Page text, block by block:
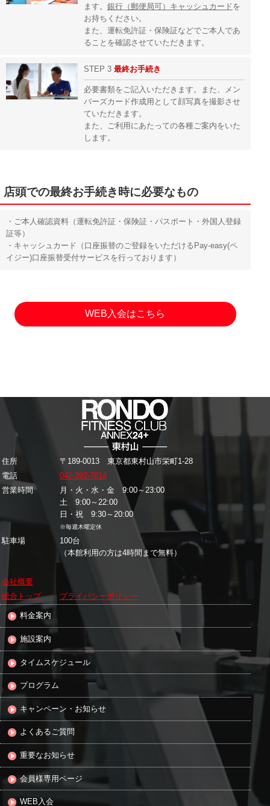
ます。 銀行（郵便局可）キャッシュカード を
お持ちください。
また、運転免許証・保険証などでご本人であ
ることを確認させていただきます。
STEP 3最終お手続き
必要書類をご記入いただきます。また、メン
バーズカード作成用として顔写真を撮影させ
ていただきます。
また、ご利用にあたっての各種ご案内をいた
します。
店頭での最終お手続き時に必要なもの
・ご本人確認資料（運転免許証・保険証・パスポート・外国人登録
証等）
・キャッシュカード（口座振替のご登録をいただけるPay-easy(ペ
イジー)口座振替受付サービスを行っております）
WEB入会はこちら
住所
〒189-0013 東京都東村山市栄町1-28
電話
042-392-7814
営業時間
月・火・水・金 9:00～23:00
土 9:00～22:00
日・祝 9:30～20:00
※毎週木曜定休
駐車場
100台
（本館利用の方は4時間まで無料）
会社概要
総合トップ
プライバシーポリシー
料金案内
施設案内
タイムスケジュール
プログラム
キャンペーン・お知らせ
よくあるご質問
重要なお知らせ
会員様専用ページ
WEB入会